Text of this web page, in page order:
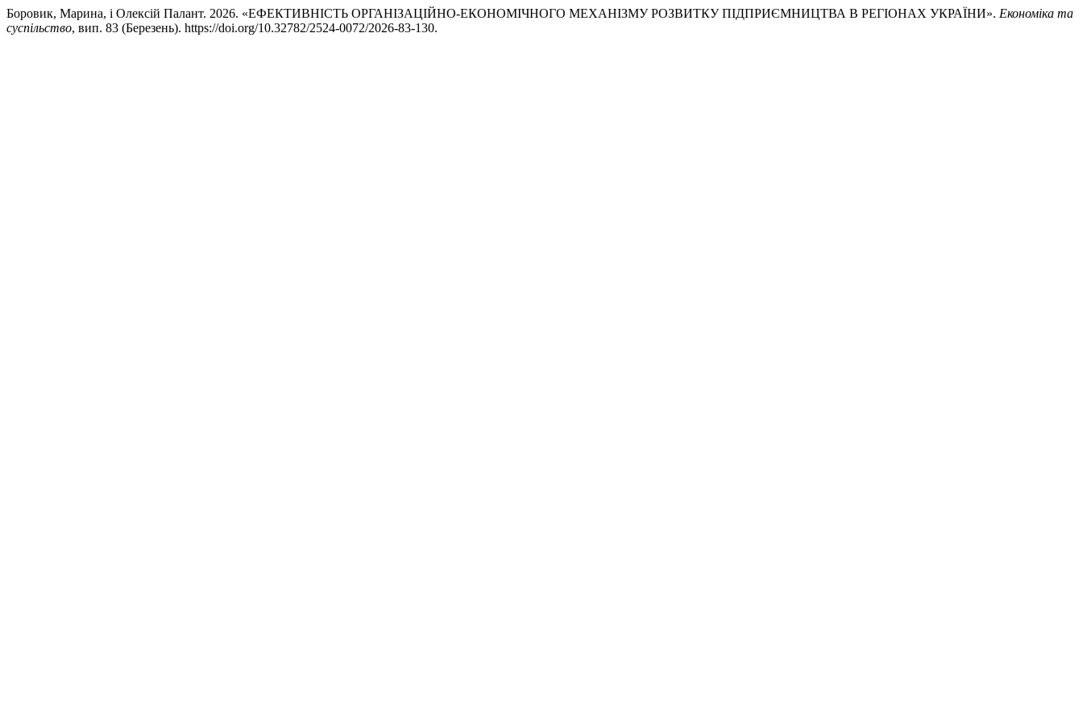
Боровик, Марина, і Олексій Палант. 2026. «ЕФЕКТИВНІСТЬ ОРГАНІЗАЦІЙНО-ЕКОНОМІЧНОГО МЕХАНІЗМУ РОЗВИТКУ ПІДПРИЄМНИЦТВА В РЕГІОНАХ УКРАЇНИ». Економіка та
суспільство, вип. 83 (Березень). https://doi.org/10.32782/2524-0072/2026-83-130.